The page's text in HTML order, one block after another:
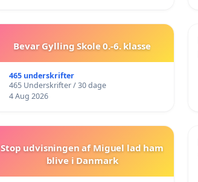
Bevar Gylling Skole 0.-6. klasse
465 underskrifter
465 Underskrifter / 30 dage
4 Aug 2026
Stop udvisningen af Miguel lad ham
blive i Danmark